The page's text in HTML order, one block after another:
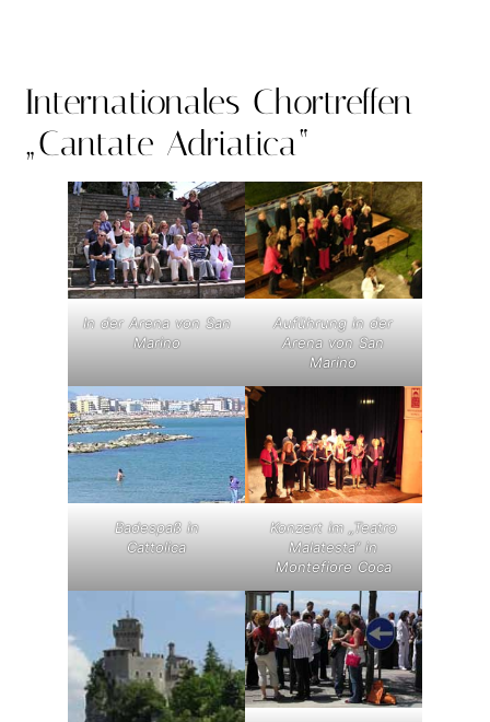
Internationales Chortreffen
„Cantate Adriatica“
In der Arena von San
Marino
Auführung in der
Arena von San
Marino
Badespaß in
Cattolica
Konzert im „Teatro
Malatesta“ in
Montefiore Coca